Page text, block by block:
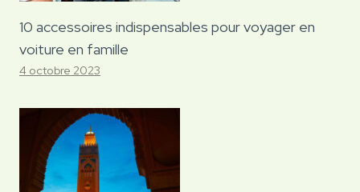
10 accessoires indispensables pour voyager en
voiture en famille
4 octobre 2023